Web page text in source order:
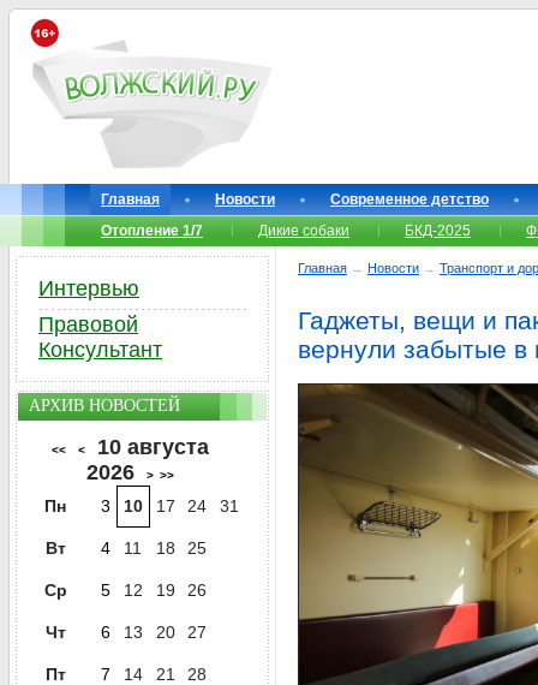
Главная Новости
Современное детство
Отопление 1/7
Дикие собаки БКД-2025
Главная → Новости → Транспорт и
Гаджеты, вещи и
вернули забытые в
Интервью
Правовой
Консультант
АРХИВ НОВОСТЕЙ
<< <
10 августа
2026
> >>
Пн 3 10 17 24 31
Вт 4 11 18 25
Ср 5 12 19 26
Чт 6 13 20 27
Пт 7 14 21 28